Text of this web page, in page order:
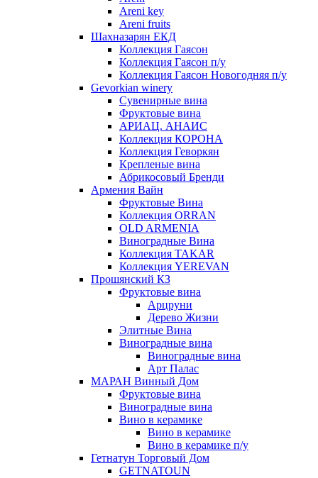
Areni key
Areni fruits
Шахназарян ЕКД
Коллекция Гаясон
Коллекция Гаясон п/у
Коллекция Гаясон Новогодняя п/у
Gevorkian winery
Сувенирные вина
Фруктовые вина
АРИАЦ. АНАИС
Коллекция КОРОНА
Коллекция Геворкян
Крепленые вина
Абрикосовый Бренди
Армения Вайн
Фруктовые Вина
Коллекция ORRAN
OLD ARMENIA
Виноградные Вина
Коллекция TAKAR
Коллекция YEREVAN
Прошянский КЗ
Фруктовые вина
Арцруни
Дерево Жизни
Элитные Вина
Виноградные вина
Виноградные вина
Арт Палас
МАРАН Винный Дом
Фруктовые вина
Виноградные вина
Вино в керамике
Вино в керамике
Вино в керамике п/у
Гетнатун Торговый Дом
GETNATOUN